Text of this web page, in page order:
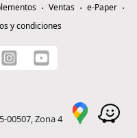
Ventas
e-Paper
y condiciones
00507, Zona 4